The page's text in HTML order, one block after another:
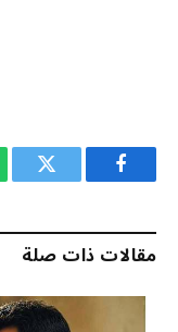
فيسبوك تويتر
مقالات ذات صلة